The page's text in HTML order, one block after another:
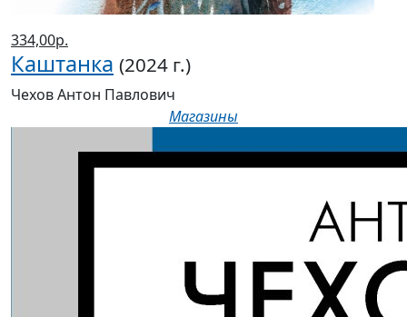
334,00р.
Каштанка (2024 г.)
Чехов Антон Павлович
Магазины